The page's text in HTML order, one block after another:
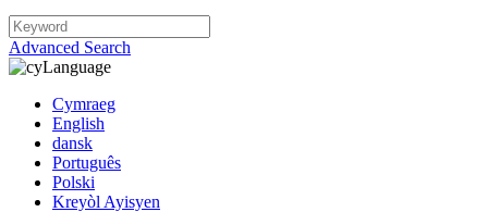
Advanced Search
Language
Cymraeg
English
dansk
Português
Polski
Kreyòl Ayisyen